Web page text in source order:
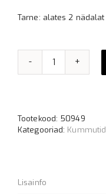
Tarne: alates 2 nädalat
Ligna
Alternative:
Tootekood: 50949
Kategooriad: Kummutid
Lisainfo